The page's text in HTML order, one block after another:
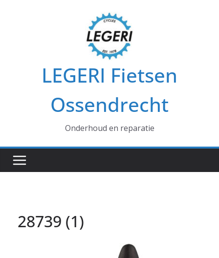
LEGERI Fietsen
Ossendrecht
Onderhoud en reparatie
28739 (1)